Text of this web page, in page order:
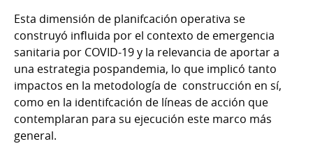
Esta dimensión de planifcación operativa se
construyó inﬂuida por el contexto de emergencia
sanitaria por COVID-19 y la relevancia de aportar a
una estrategia pospandemia, lo que implicó tanto
impactos en la metodología de construcción en sí,
como en la identifcación de líneas de acción que
contemplaran para su ejecución este marco más
general.